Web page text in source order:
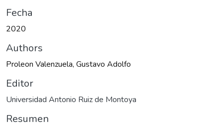
Fecha
2020
Authors
Proleon Valenzuela, Gustavo Adolfo
Editor
Universidad Antonio Ruiz de Montoya
Resumen